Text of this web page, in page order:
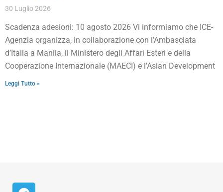
30 Luglio 2026
Scadenza adesioni: 10 agosto 2026 Vi informiamo che ICE-
Agenzia organizza, in collaborazione con l’Ambasciata
d’Italia a Manila, il Ministero degli Affari Esteri e della
Cooperazione Internazionale (MAECI) e l’Asian Development
Leggi Tutto »